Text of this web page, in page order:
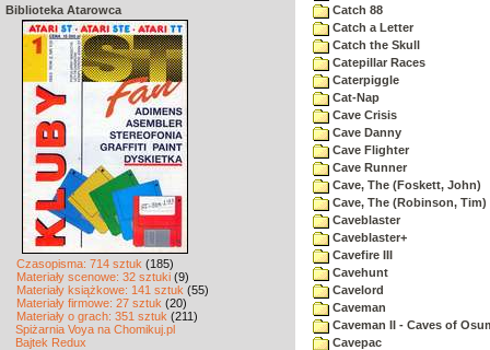
Biblioteka Atarowca
Czasopisma: 714 sztuk (185)
Materiały scenowe: 32 sztuki (9)
Materiały książkowe: 141 sztuk (55)
Materiały firmowe: 27 sztuk (20)
Materiały o grach: 351 sztuk (211)
Spiżarnia Voya na Chomikuj.pl
Bajtek Redux
Catch 88
Catch a Letter
Catch the Skull
Catepillar Races
Caterpiggle
Cat-Nap
Cave Crisis
Cave Danny
Cave Flighter
Cave Runner
Cave, The (Foskett, John)
Cave, The (Robinson, Tim)
Caveblaster
Caveblaster+
Cavefire III
Cavehunt
Cavelord
Caveman
Caveman II - Caves of
Cavepac